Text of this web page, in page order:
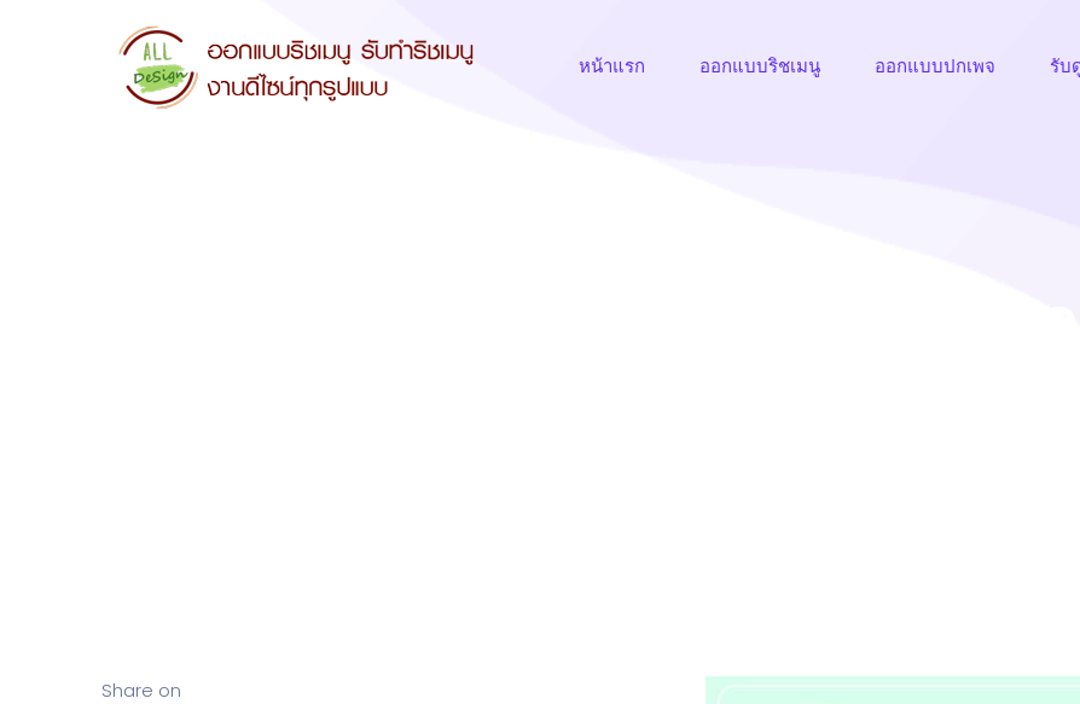
หน้าแรก ออกแบบริชเมนู ออกแบบปกเพจ รับ
ออกแบบริชเมนู คลีนิคเสริม
Share on